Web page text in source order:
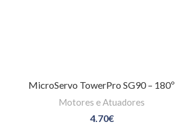
MicroServo TowerPro SG90 – 180º
Motores e Atuadores
4.70€